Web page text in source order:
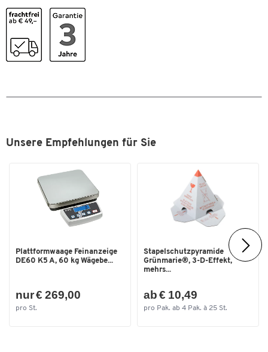
Farbe
Maße
Breite [mm]
Unsere Empfehlungen für Sie
Plattformwaage Feinanzeige
DE60 K5 A, 60 kg Wägebe...
nur € 269,00
pro St.
Stapelschutzpyramide
Grünmarie®, 3-D-Effekt,
mehrs...
ab € 10,49
pro Pak. ab 4 Pak. à 25 St.
Zum Zoomen doppeltippen